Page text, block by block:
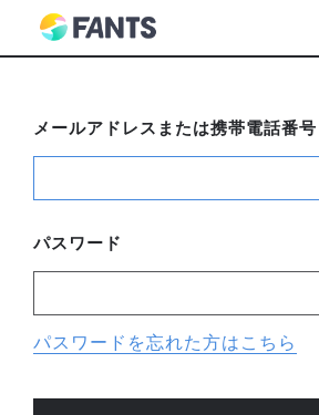
メールアドレスまたは携帯電話番号
パスワード
パスワードを忘れた方はこちら